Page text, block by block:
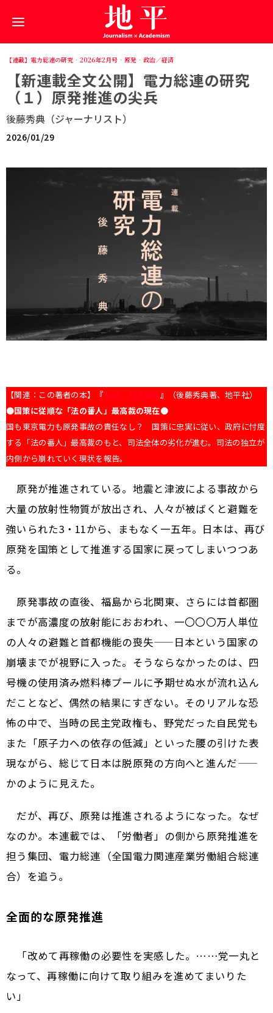
【連載】電力総連の研究 · 2026年2月号 · 原発 · 政治／経済
【新連載全文公開】電力総連の研究
（１）原発推進の尖兵
後藤秀典（ジャーナリスト）
2026/01/29
【関連：この著者の本】 『ルポ 司法崩壊』
（後藤秀典著、地平社）
●国策に従順な「法の番人」最高裁の現在●
国も東京電力も原発事故の責任なし？ 国策に忠実に従い、政府に忖度
する「法の番人」最高裁のもと、司法全体の劣化が進む。司法の独立が
内側から崩れていく現状を報告。
原発が推進されている。地震と津波による事故から
大量の放射性物質が放出され、人々が被ばくと避難を
強いられた3・11から、まもなく一五年。日本は、再び
原発を国策として推進する国家に戻ってしまいつつあ
る。
原発事故の直後、福島から北関東、さらには首都圏
までが高濃度の放射能におおわれ、一〇〇〇万人単位
の人々の避難と首都機能の喪失——日本という国家の
崩壊までが視野に入った。そうならなかったのは、四
号機の使用済み燃料棒プールに予期せぬ水が流れ込ん
だことなど、偶然の結果にすぎない。そのリアルな恐
怖の中で、当時の民主党政権も、野党だった自民党も
また「原子力への依存の低減」といった腰の引けた表
現ながら、総じて日本は脱原発の方向へと進んだ——
かのように見えた。
だが、再び、原発は推進されるようになった。なぜ
なのか。本連載では、「労働者」の側から原発推進を
担う集団、電力総連（全国電力関連産業労働組合総連
合）を追う。
全面的な原発推進
「改めて再稼働の必要性を実感した。……党一丸と
なって、再稼働に向けて取り組みを進めてまいりた
い」